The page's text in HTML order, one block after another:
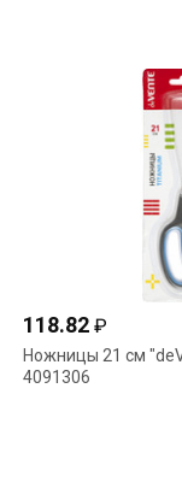
118.82 ₽
Ножницы 21 см
4091306